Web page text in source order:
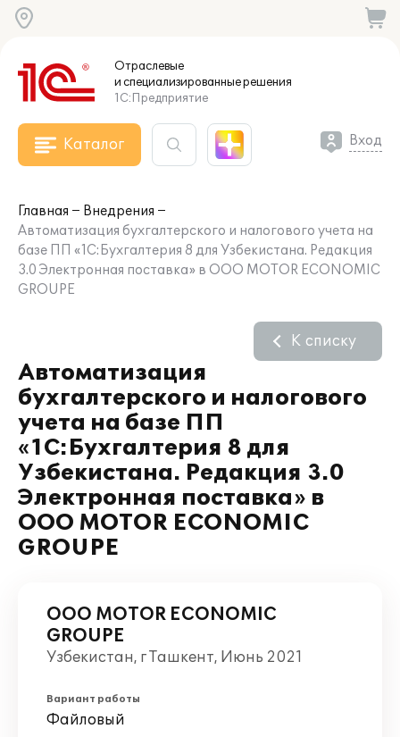
Отраслевые
и специализированныерешения
1С:Предприятие
Каталог Вход
Главная
Внедрения
Автоматизация бухгалтерского и налогового учета на
базе ПП «1С:Бухгалтерия 8 для Узбекистана. Редакция
3.0 Электронная поставка» в ООО MOTOR ECONOMIC
GROUPE
Автоматизация
бухгалтерского и налогового
учета на базе ПП
«1С:Бухгалтерия 8 для
Узбекистана. Редакция 3.0
Электронная поставка» в
ООО MOTOR ECONOMIC
GROUPE
К списку
ООО MOTOR ECONOMIC
GROUPE
Узбекистан, г Ташкент, Июнь 2021
Вариант работы
Файловый